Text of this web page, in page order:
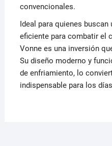
convencionales.
Ideal para quienes
eficiente para combatir el
Vonne es una inversión
Su diseño moderno y
de enfriamiento, lo
indispensable para los